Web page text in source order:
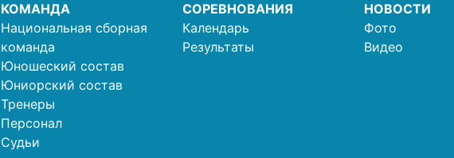
КОМАНДА
Национальная сборная
команда
Юношеский состав
Юниорский состав
Тренеры
Персонал
Судьи
СОРЕВНОВАНИЯ
Календарь
Результаты
НОВОСТИ
Фото
Видео